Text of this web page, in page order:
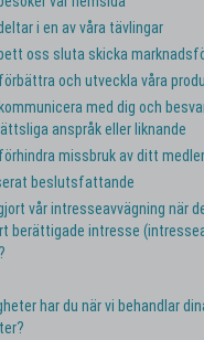
i en av våra tävlingar
oss sluta skicka
och utveckla våra
med dig och
anspråk eller liknande
missbruk av ditt
beslutsfattande
vår intresseavvägning när
berättigade intresse
har du när vi behandlar